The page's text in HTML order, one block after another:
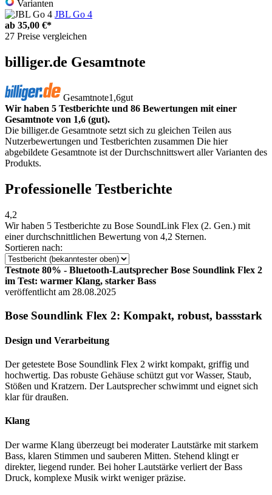
Varianten
JBL Go 4
ab 35,00 €*
27 Preise vergleichen
billiger.de Gesamtnote
Gesamtnote1,6gut
Wir haben 5 Testberichte und 86 Bewertungen mit einer
Gesamtnote von 1,6 (gut).
Die billiger.de Gesamtnote setzt sich zu gleichen Teilen aus
Nutzerbewertungen und Testberichten zusammen Die hier
abgebildete Gesamtnote ist der Durchschnittswert aller Varianten des
Produkts.
Professionelle Testberichte
4,2
Wir haben 5 Testberichte zu Bose SoundLink Flex (2. Gen.) mit
einer durchschnittlichen Bewertung von 4,2 Sternen.
Sortieren nach:
Testnote 80% - Bluetooth-Lautsprecher Bose Soundlink Flex 2
im Test: warmer Klang, starker Bass
veröffentlicht am 28.08.2025
Bose Soundlink Flex 2: Kompakt, robust, bassstark
Design und Verarbeitung
Der getestete Bose Soundlink Flex 2 wirkt kompakt, griffig und
hochwertig. Das robuste Gehäuse schützt gut vor Wasser, Staub,
Stößen und Kratzern. Der Lautsprecher schwimmt und eignet sich
klar für draußen.
Klang
Der warme Klang überzeugt bei moderater Lautstärke mit starkem
Bass, klaren Stimmen und sauberen Mitten. Stehend klingt er
direkter, liegend runder. Bei hoher Lautstärke verliert der Bass
Druck, komplexe Musik wirkt weniger präzise.